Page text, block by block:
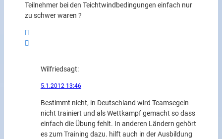
Teilnehmer bei den Teichtwindbedingungen einfach nur
zu schwer waren ?
Wilfriedsagt:
5.1.2012 13:46
Bestimmt nicht, in Deutschland wird Teamsegeln
nicht trainiert und als Wettkampf gemacht so dass
einfach die Übung fehlt. In anderen Ländern gehört
es zum Training dazu. hilft auch in der Ausbildung